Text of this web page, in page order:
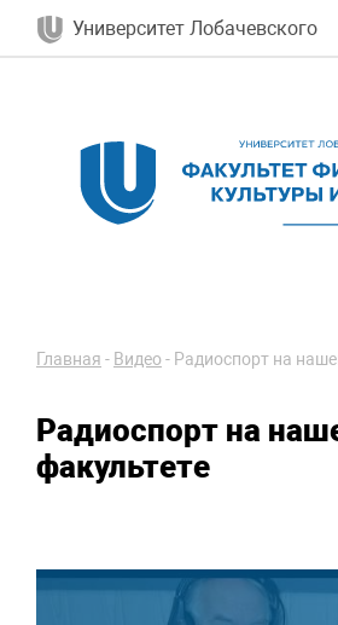
Университет Лобачевского
Главная - Видео - Радиоспорт на
Радиоспорт на
факультете